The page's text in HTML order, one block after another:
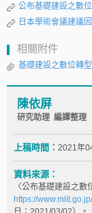
公布基礎建設之數
日本學術會議建議
相關附件
基礎建設之數位轉
陳依屏
研究助理 編譯整理
上稿時間： 2021年
資料來源：
〈公布基礎建設之數
https://